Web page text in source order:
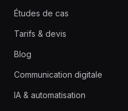
Études de cas
Tarifs & devis
Blog
Communication digitale
IA & automatisation